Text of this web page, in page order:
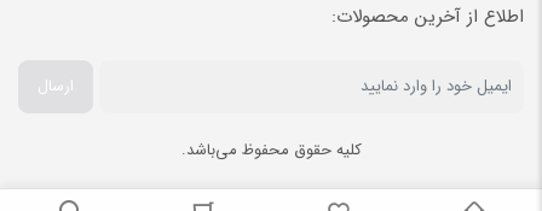
اطلاع از آخرین محصولات:
ارسال
کلیه حقوق محفوظ می‌باشد.